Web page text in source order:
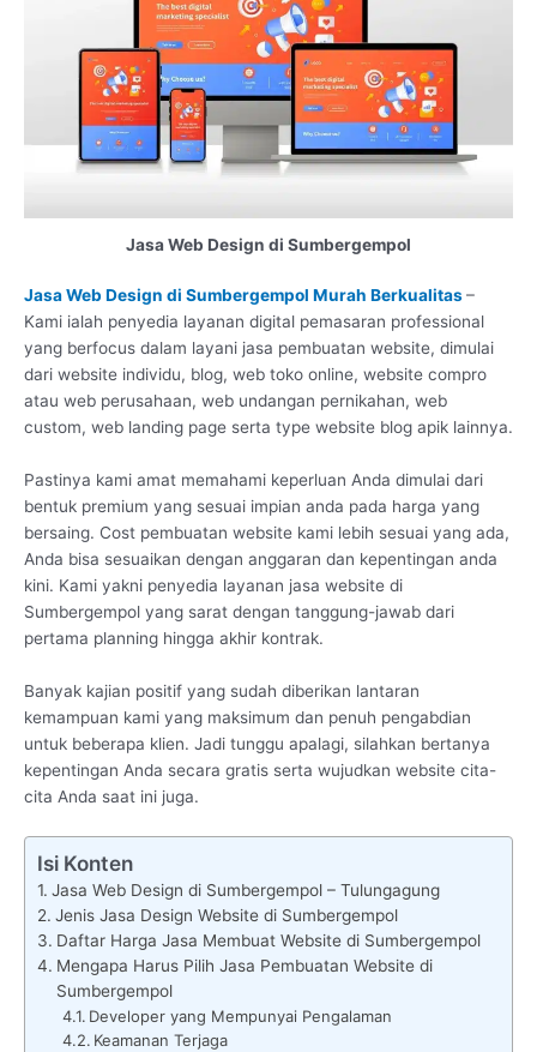
Jasa Web Design di Sumbergempol
Jasa Web Design di Sumbergempol Murah Berkualitas–
Kami ialah penyedia layanan digital pemasaran professional
yang berfocus dalam layani jasa pembuatan website, dimulai
dari website individu, blog, web toko online, website compro
atau web perusahaan, web undangan pernikahan, web
custom, web landing page serta type website blog apik lainnya.
Pastinya kami amat memahami keperluan Anda dimulai dari
bentuk premium yang sesuai impian anda pada harga yang
bersaing. Cost pembuatan website kami lebih sesuai yang ada,
Anda bisa sesuaikan dengan anggaran dan kepentingan anda
kini. Kami yakni penyedia layanan jasa website di
Sumbergempol yang sarat dengan tanggung-jawab dari
pertama planning hingga akhir kontrak.
Banyak kajian positif yang sudah diberikan lantaran
kemampuan kami yang maksimum dan penuh pengabdian
untuk beberapa klien. Jadi tunggu apalagi, silahkan bertanya
kepentingan Anda secara gratis serta wujudkan website cita-
cita Anda saat ini juga.
Isi Konten
Jasa Web Design di Sumbergempol – Tulungagung
Jenis Jasa Design Website di Sumbergempol
Daftar Harga Jasa Membuat Website di Sumbergempol
Mengapa Harus Pilih Jasa Pembuatan Website di
Sumbergempol
Developer yang Mempunyai Pengalaman
Keamanan Terjaga